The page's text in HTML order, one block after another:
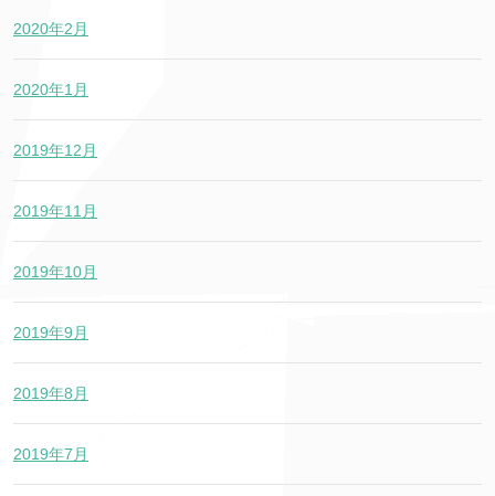
2020年2月
2020年1月
2019年12月
2019年11月
2019年10月
2019年9月
2019年8月
2019年7月